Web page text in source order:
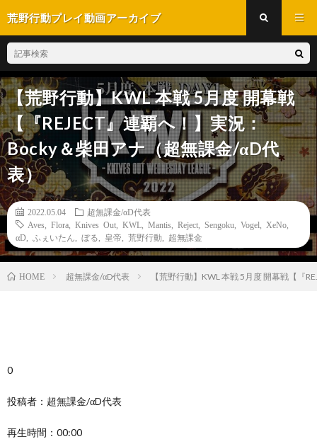
荒野行動プレイ動画アーカイブ
【荒野行動】KWL 本戦 5月度 開幕戦
【『REJECT』連覇へ！】実況：
Bocky＆柴田アナ（超無課金/αD代
表）
2022.05.04
超無課金/αD代表
Aves
Flora Knives Out KWL Mantis Reject Sengoku Vogel XeNo
αD
ふぇいたん ぼる 皇帝 荒野行動 超無課金
HOME 超無課金/αD代表 【荒野行動】KWL 本戦 5月度 開幕戦【『
0
投稿者：超無課金/αD代表
再生時間：00:00